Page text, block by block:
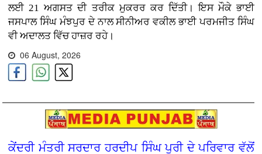
ਲਈ 21 ਅਗਸਤ ਦੀ ਤਰੀਕ ਮੁਕਰਰ ਕਰ ਦਿੱਤੀ। ਇਸ ਮੌਕੇ ਭਾਈ
ਜਸਪਾਲ ਸਿੰਘ ਮੰਝਪੁਰ ਦੇ ਨਾਲ ਸੀਨੀਅਰ ਵਕੀਲ ਭਾਈ ਪਰਮਜੀਤ ਸਿੰਘ
ਵੀ ਅਦਾਲਤ ਵਿੱਚ ਹਾਜ਼ਰ ਰਹੇ।
06 August, 2026
ਕੇਂਦਰੀ ਮੰਤਰੀ ਸਰਦਾਰ ਹਰਦੀਪ ਸਿੰਘ ਪੁਰੀ ਦੇ ਪਰਿਵਾਰ ਵੱਲੋਂ